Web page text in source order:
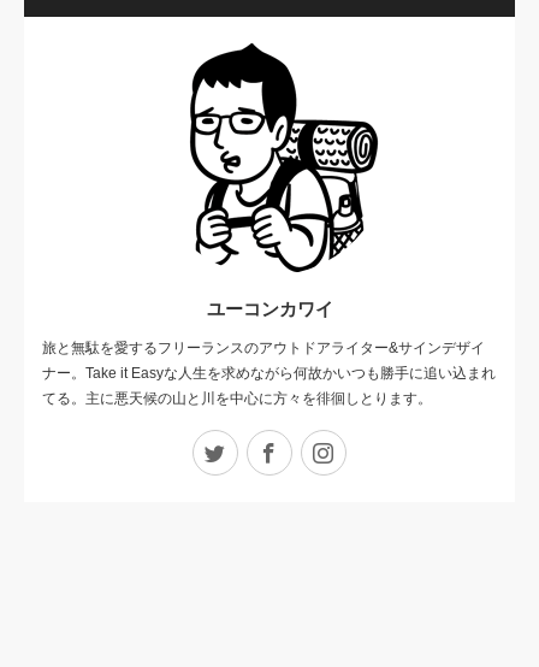
ユーコンカワイ
旅と無駄を愛するフリーランスのアウトドアライター&サインデザイ
ナー。Take it Easyな人生を求めながら何故かいつも勝手に追い込まれ
てる。主に悪天候の山と川を中心に方々を徘徊しとります。
Twitter Facebook